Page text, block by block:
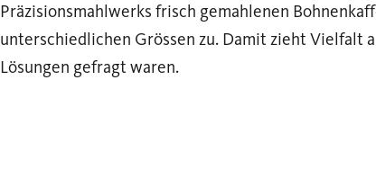
Präzisionsmahlwerks frisch gemahlenen
unterschiedlichen Grössen zu. Damit zieht Vielfalt
Lösungen gefragt waren.